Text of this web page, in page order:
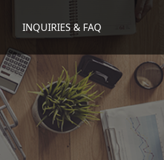
INQUIRIES & FAQ